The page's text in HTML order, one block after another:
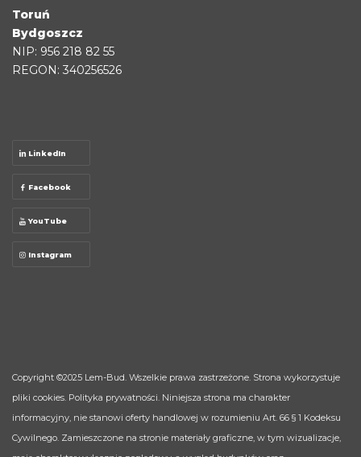
Toruń
Bydgoszcz
NIP: 956 218 82 55
REGON: 340256526
LinkedIn
Facebook
YouTube
Instagram
Copyright ©2025 Lem-Bud. Wszelkie prawa zastrzeżone. Strona wykorzystuje
pliki cookies. Polityka prywatności. Niniejsza strona ma charakter
informacyjny, nie stanowi oferty handlowej w rozumieniu Art. 66 § 1 Kodeksu
Cywilnego. Zamieszczone na stronie materiały graficzne, w tym wizualizacje,